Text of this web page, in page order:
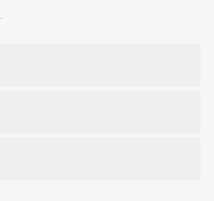
.